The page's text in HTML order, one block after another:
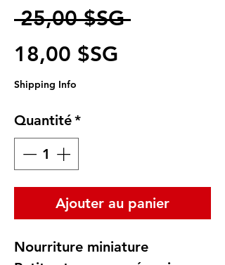
25,00 $SG Prix
18,00 $SG
Shipping Info
Quantité*
Ajouter au panier
Nourriture miniature